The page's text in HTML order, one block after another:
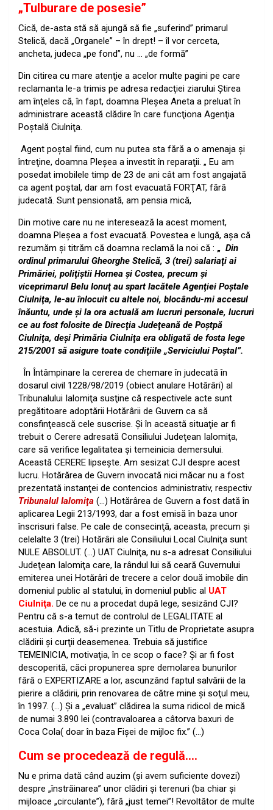
„Tulburare de posesie”
Cică, de-asta stă să ajungă să fie „suferind” primarul
Stelică, dacă „Organele” – în drept! – îl vor cerceta,
ancheta, judeca „pe fond”, nu … „de formă”
Din citirea cu mare atenţie a acelor multe pagini pe care
reclamanta le-a trimis pe adresa redacţiei ziarului Ştirea
am înţeles că, în fapt, doamna Pleşea Aneta a preluat în
administrare această clădire în care funcţiona Agenţia
Poştală Ciulniţa.
Agent poştal fiind, cum nu putea sta fără a o amenaja şi
întreţine, doamna Pleşea a investit în reparaţii. „ Eu am
posedat imobilele timp de 23 de ani cât am fost angajată
ca agent poştal, dar am fost evacuată FORŢAT, fără
judecată. Sunt pensionată, am pensia mică,
Din motive care nu ne interesează la acest moment,
doamna Pleşea a fost evacuată. Povestea e lungă, aşa că
rezumăm şi titrăm că doamna reclamă la noi că : „ Din
ordinul primarului Gheorghe Stelică, 3 (trei) salariaţi ai
Primăriei, poliţiştii Hornea şi Costea, precum şi
viceprimarul Belu Ionuţ au spart lacătele Agenţiei Poştale
Ciulniţa, le-au înlocuit cu altele noi, blocându-mi accesul
înăuntu, unde şi la ora actuală am lucruri personale, lucruri
ce au fost folosite de Direcţia Judeţeană de Poştpă
Ciulniţa, deşi Primăria Ciulniţa era obligată de fosta lege
215/2001 să asigure toate condiţiile „Serviciului Poştal”.
În Întâmpinare la cererea de chemare în judecată în
dosarul civil 1228/98/2019 (obiect anulare Hotărâri) al
Tribunalului Ialomiţa susţine că respectivele acte sunt
pregătitoare adoptării Hotărârii de Guvern ca să
consfinţească cele suscrise. Şi în această situaţie ar fi
trebuit o Cerere adresată Consiliului Judeţean Ialomiţa,
care să verifice legalitatea şi temeinicia demersului.
Această CERERE lipseşte. Am sesizat CJI despre acest
lucru. Hotărărea de Guvern invocată nici măcar nu a fost
prezentată instanţei de contencios administrativ, respectiv
Tribunalul Ialomiţa (…) Hotărârea de Guvern a fost dată în
aplicarea Legii 213/1993, dar a fost emisă în baza unor
înscrisuri false. Pe cale de consecinţă, aceasta, precum şi
celelalte 3 (trei) Hotărâri ale Consiliului Local Ciulniţa sunt
NULE ABSOLUT. (…) UAT Ciulniţa, nu s-a adresat Consiliului
Judeţean Ialomiţa care, la rândul lui să ceară Guvernului
emiterea unei Hotărâri de trecere a celor două imobile din
domeniul public al statului, în domeniul public al UAT
Ciulniţa. De ce nu a procedat după lege, sesizând CJI?
Pentru că s-a temut de controlul de LEGALITATE al
acestuia. Adică, să-i prezinte un Titlu de Proprietate asupra
clădirii şi curţii deasemenea. Trebuia să justifice
TEMEINICIA, motivaţia, în ce scop o face? Şi ar fi fost
descoperită, căci propunerea spre demolarea bunurilor
fără o EXPERTIZARE a lor, ascunzând faptul salvării de la
pierire a clădirii, prin renovarea de către mine şi soţul meu,
în 1997. (…) Şi a „evaluat” clădirea la suma ridicol de mică
de numai 3.890 lei (contravaloarea a câtorva baxuri de
Coca Cola( doar în baza Fişei de mijloc fix.” (…)
Cum se procedează de regulă….
Nu e prima dată când auzim (şi avem suficiente dovezi)
despre „înstrăinarea” unor clădiri şi terenuri (ba chiar şi
mijloace „circulante”), fără „just temei”! Revoltător de multe